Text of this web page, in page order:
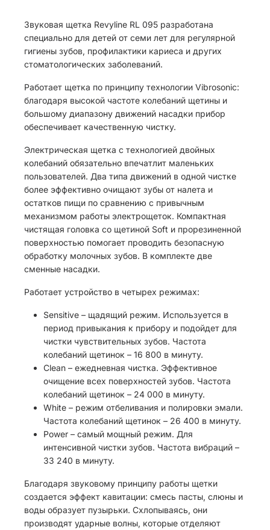
Звуковая щетка Revyline RL 095 разработана
специально для детей от семи лет для регулярной
гигиены зубов, профилактики кариеса и других
стоматологических заболеваний.
Работает щетка по принципу технологии Vibrosonic:
благодаря высокой частоте колебаний щетины и
большому диапазону движений насадки прибор
обеспечивает качественную чистку.
Электрическая щетка с технологией двойных
колебаний обязательно впечатлит маленьких
пользователей. Два типа движений в одной чистке
более эффективно очищают зубы от налета и
остатков пищи по сравнению с привычным
механизмом работы электрощеток. Компактная
чистящая головка со щетиной Soft и прорезиненной
поверхностью помогает проводить безопасную
обработку молочных зубов. В комплекте две
сменные насадки.
Работает устройство в четырех режимах:
Sensitive – щадящий режим. Используется в
период привыкания к прибору и подойдет для
чистки чувствительных зубов. Частота
колебаний щетинок – 16 800 в минуту.
Clean – ежедневная чистка. Эффективное
очищение всех поверхностей зубов. Частота
колебаний щетинок – 24 000 в минуту.
White – режим отбеливания и полировки эмали.
Частота колебаний щетинок – 26 400 в минуту.
Power – самый мощный режим. Для
интенсивной чистки зубов. Частота вибраций –
33 240 в минуту.
Благодаря звуковому принципу работы щетки
создается эффект кавитации: смесь пасты, слюны и
воды образует пузырьки. Схлопываясь, они
производят ударные волны, которые отделяют